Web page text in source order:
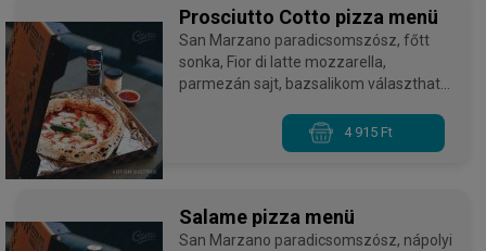
Prosciutto Cotto pizza menü
San Marzano paradicsomszósz, főtt
sonka, Fior di latte mozzarella,
parmezán sajt, bazsalikom választható
4 915 Ft
Salame pizza menü
San Marzano paradicsomszósz, nápolyi